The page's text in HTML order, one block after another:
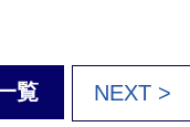
覧 NEXT >